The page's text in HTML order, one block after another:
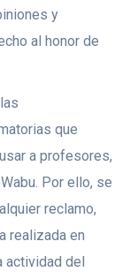
y
al honor de
que
a profesores,
Por ello, se
reclamo,
realizada en
actividad del